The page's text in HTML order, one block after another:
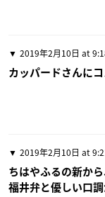
2019年2月10日 at
カッパードさんに
2019年2月10日 at
ちはやふるの新か
福井弁と優しい口